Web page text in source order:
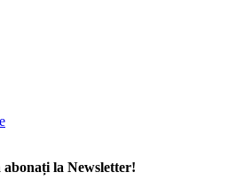
abonați la Newsletter!